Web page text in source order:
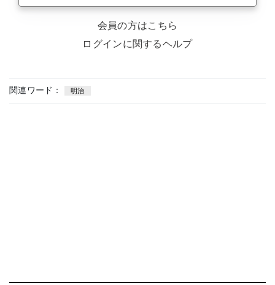
会員の方はこちら
ログインに関するヘルプ
関連ワード： 明治